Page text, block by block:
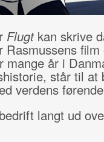
Flugtkan skrive
Rasmussens film
mange år i
står til at
verdens
langt ud